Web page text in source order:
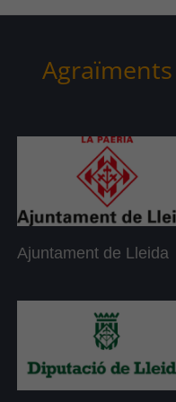
Agraïments
Ajuntament de Lleida